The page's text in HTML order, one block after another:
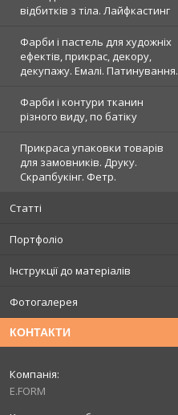
відбитків з тіла. Лайфкастинг
Фарби і пастель для художніх
ефектів, прикрас, декору,
декупажу. Емалі. Патинування.
Фарби і контури тканин
різного виду, по батіку
Прикраса упаковки товарів
для замовників. Друку.
Скрапбукінг. Фетр.
Статті
Портфоліо
Інструкції до матеріалів
Фотогалерея
КОНТАКТИ
E.FORM